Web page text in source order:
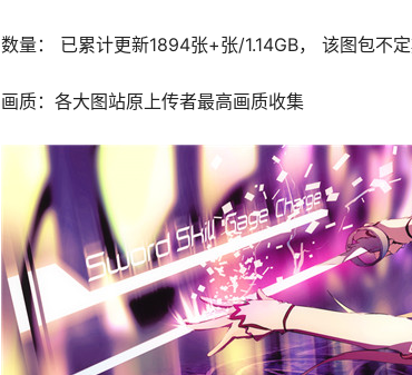
数量： 已累计更新1894张+张/1.14GB， 该图包不
画质：各大图站原上传者最高画质收集